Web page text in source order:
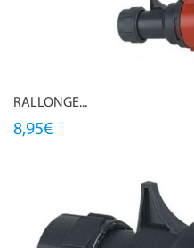
RALLONGE...
8,95€